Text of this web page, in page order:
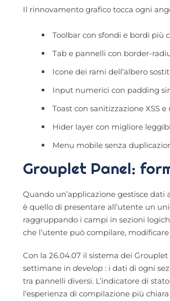
Il rinnovamento grafico tocca ogni
Toolbar con sfondi e bordi
Tab e pannelli con border-
Icone dei rami dell’albero
Input numerici con padding
Toast con sanitizzazione XSS
Hider layer con migliore
Menu mobile senza
Grouplet Panel:
Quando un’applicazione gestisce
è quello di presentare all’utente un
raggruppando i campi in sezioni
che l’utente può compilare,
Con la 26.04.07 il sistema dei
settimane in develop : i dati di ogni
tra pannelli diversi. L’indicatore di
l’esperienza di compilazione più